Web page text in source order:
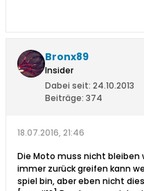
Bronx89
Insider
Dabei seit: 24.10.2013
Beiträge: 374
18.07.2016, 21:46
Die Moto muss nicht bleiben
immer zurück greifen kann
spiel bin, aber eben nicht